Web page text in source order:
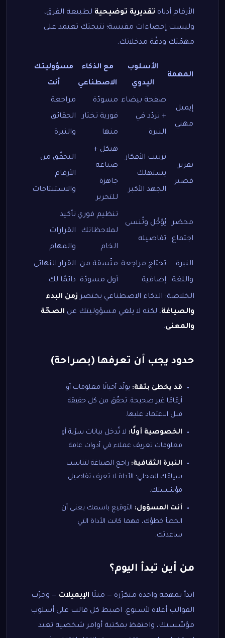
الأرقام أدناه تقديرية توضيحية لطبيعة الفرق،
وليست إحصاءات مقيسة؛ نتيجتك تعتمد على
مهمّتك ودقّة مدخلاتك.
المهمة
الأسلوب
اليدوي
مع الذكاء
الاصطناعي
مسؤوليتك
أنت
إيميل
مهني
صفحة بيضاء
+ تردّد في
النبرة
مسودّة
فورية تختار
منها
مراجعة
الحقائق
والنبرة
تقرير
قصير
ترتيب الأفكار
يستهلك
الجهد الأكبر
هيكل +
صياغة
جاهزة
للتحرير
التحقّق من
الأرقام
والاستنتاجات
محضر
اجتماع
يُؤجَّل وتُنسى
تفاصيله
تنظيم فوري
لملاحظاتك
الخام
تأكيد
القرارات
والمهام
النبرة
واللغة
تحتاج مراجعة
إضافية
متّسقة من
أول مسودّة
القرار النهائي
دائمًا لك
الخلاصة: الذكاء الاصطناعي يختصر زمن البدء
والصياغة، لكنه لا يلغي مسؤوليتك عن الصحّة
والمعنى.
حدود يجب أن تعرفها (بصراحة)
قد يخطئ بثقة: يولّد أحيانًا معلومات أو
أرقامًا غير صحيحة. تحقّق من كل حقيقة
قبل الاعتماد عليها.
الخصوصية أولًا: لا تُدخل بيانات سرّية أو
معلومات تعريف عملاء في أدوات عامة.
النبرة الثقافية: راجع الصياغة لتناسب
سياقك المحلي؛ الأداة لا تعرف تفاصيل
مؤسّستك.
أنت المسؤول: التوقيع باسمك يعني أن
الخطأ خطؤك، مهما كانت الأداة التي
ساعدتك.
من أين تبدأ اليوم؟
ابدأ بمهمة واحدة متكرّرة — مثلًا الإيميلات — وجرّب
القوالب أعلاه لأسبوع. اضبط كل قالب على أسلوب
مؤسّستك، واحتفظ بمكتبة أوامر شخصية تعيد